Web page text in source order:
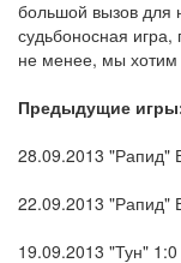
большой вызов для
судьбоносная
не менее, мы хотим
Предыдущие
28.09.2013 "Рапид"
22.09.2013 "Рапид"
19.09.2013 "Тун"